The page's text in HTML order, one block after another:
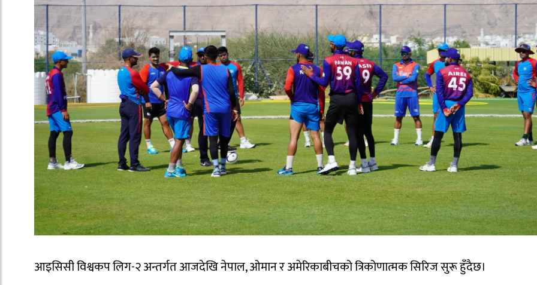
आइसिसी विश्वकप लिग-२ अन्तर्गत आजदेखि नेपाल, ओमान र अमेरिकाबीचको त्रिकोणात्मक सिरिज सुरू हुँदैछ।